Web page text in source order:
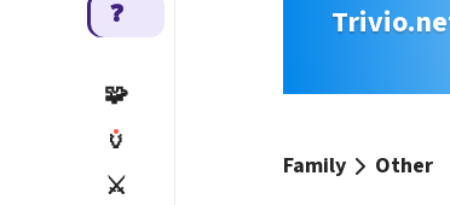
❓
🧩
🏺
⚔️
Family Other